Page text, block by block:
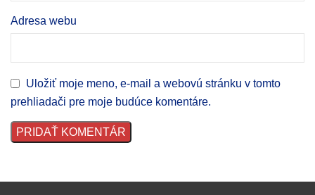
Adresa webu
Uložiť moje meno, e-mail a webovú stránku v tomto
prehliadači pre moje budúce komentáre.